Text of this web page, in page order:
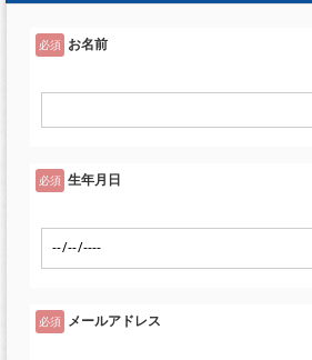
必須 お名前
必須 生年月日
必須 メールアドレス